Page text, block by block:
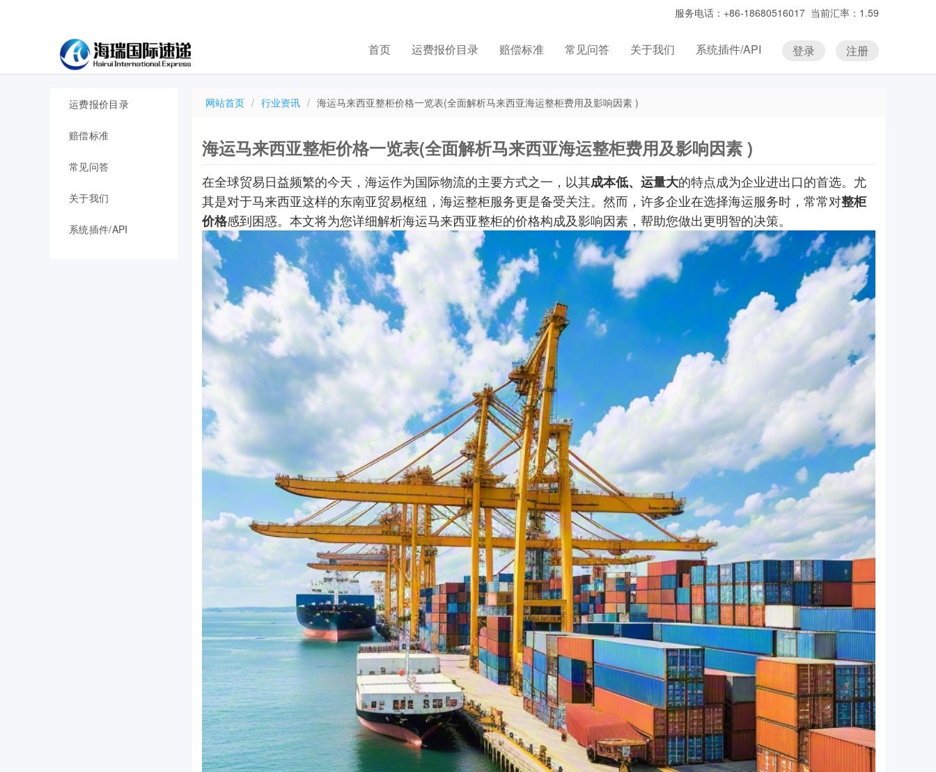
服务电话：+86-18680516017 当前汇率：1.59
首页 运费报价目录 赔偿标准 常见问答 关于我们 系统插件/API 登录 注册
运费报价目录
赔偿标准
常见问答
关于我们
系统插件/API
网站首页 / 行业资讯 / 海运马来西亚整柜价格一览表(全面解析马来西亚海运整柜费用及影响因素 )
海运马来西亚整柜价格一览表(全面解析马来西亚海运整柜费用及影响因素 )
在全球贸易日益频繁的今天，海运作为国际物流的主要方式之一，以其成本低、运量大的特点成为企业进出口的首选。尤
其是对于马来西亚这样的东南亚贸易枢纽，海运整柜服务更是备受关注。然而，许多企业在选择海运服务时，常常对整柜
价格感到困惑。本文将为您详细解析海运马来西亚整柜的价格构成及影响因素，帮助您做出更明智的决策。